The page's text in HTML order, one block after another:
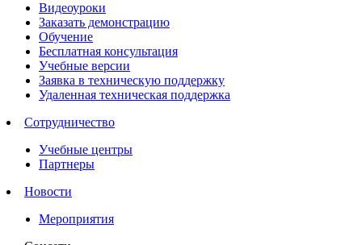
Видеоуроки
Заказать демонстрацию
Обучение
Бесплатная консультация
Учебные версии
Заявка в техническую поддержку
Удаленная техническая поддержка
Сотрудничество
Учебные центры
Партнеры
Новости
Мероприятия